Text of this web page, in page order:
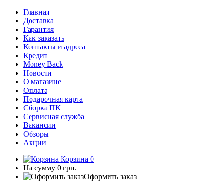
Главная
Доставка
Гарантия
Как заказать
Контакты и адреса
Кредит
Money Back
Новости
О магазине
Оплата
Подарочная карта
Сборка ПК
Сервисная служба
Вакансии
Обзоры
Акции
Корзина 0
На сумму 0 грн.
Оформить заказ